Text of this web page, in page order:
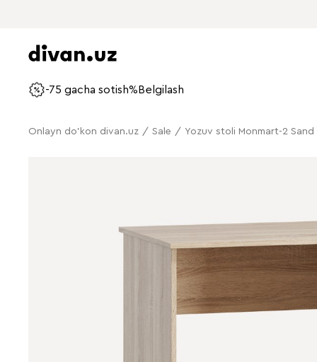
-75 gacha sotish% Belgilash
Onlayn do'kon divan.uz / Sale / Yozuv stoli Monmart-2 Sand